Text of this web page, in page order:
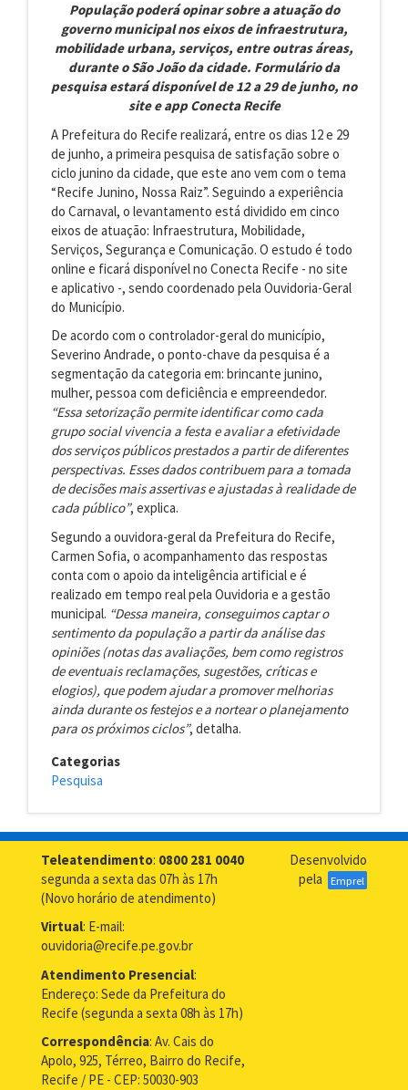
População poderá opinar sobre a atuação do
governo municipal nos eixos de infraestrutura,
mobilidade urbana, serviços, entre outras áreas,
durante o São João da cidade. Formulário da
pesquisa estará disponível de 12 a 29 de junho, no
site e app Conecta Recife
A Prefeitura do Recife realizará, entre os dias 12 e 29
de junho, a primeira pesquisa de satisfação sobre o
ciclo junino da cidade, que este ano vem com o tema
“Recife Junino, Nossa Raiz”. Seguindo a experiência
do Carnaval, o levantamento está dividido em cinco
eixos de atuação: Infraestrutura, Mobilidade,
Serviços, Segurança e Comunicação. O estudo é todo
online e ficará disponível no Conecta Recife - no site
e aplicativo -, sendo coordenado pela Ouvidoria-Geral
do Município.
De acordo com o controlador-geral do município,
Severino Andrade, o ponto-chave da pesquisa é a
segmentação da categoria em: brincante junino,
mulher, pessoa com deficiência e empreendedor.
“Essa setorização permite identificar como cada
grupo social vivencia a festa e avaliar a efetividade
dos serviços públicos prestados a partir de diferentes
perspectivas. Esses dados contribuem para a tomada
de decisões mais assertivas e ajustadas à realidade de
cada público”, explica.
Segundo a ouvidora-geral da Prefeitura do Recife,
Carmen Sofia, o acompanhamento das respostas
conta com o apoio da inteligência artificial e é
realizado em tempo real pela Ouvidoria e a gestão
municipal. “Dessa maneira, conseguimos captar o
sentimento da população a partir da análise das
opiniões (notas das avaliações, bem como registros
de eventuais reclamações, sugestões, críticas e
elogios), que podem ajudar a promover melhorias
ainda durante os festejos e a nortear o planejamento
para os próximos ciclos”, detalha.
Categorias
Pesquisa
Teleatendimento: 0800 281 0040
segunda a sexta das 07h às 17h
(Novo horário de atendimento)
Virtual: E-mail:
ouvidoria@recife.pe.gov.br
Atendimento Presencial:
Endereço: Sede da Prefeitura do
Recife (segunda a sexta 08h às 17h)
Correspondência: Av. Cais do
Apolo, 925, Térreo, Bairro do Recife,
Recife / PE - CEP: 50030-903
Desenvolvido
pela
Emprel